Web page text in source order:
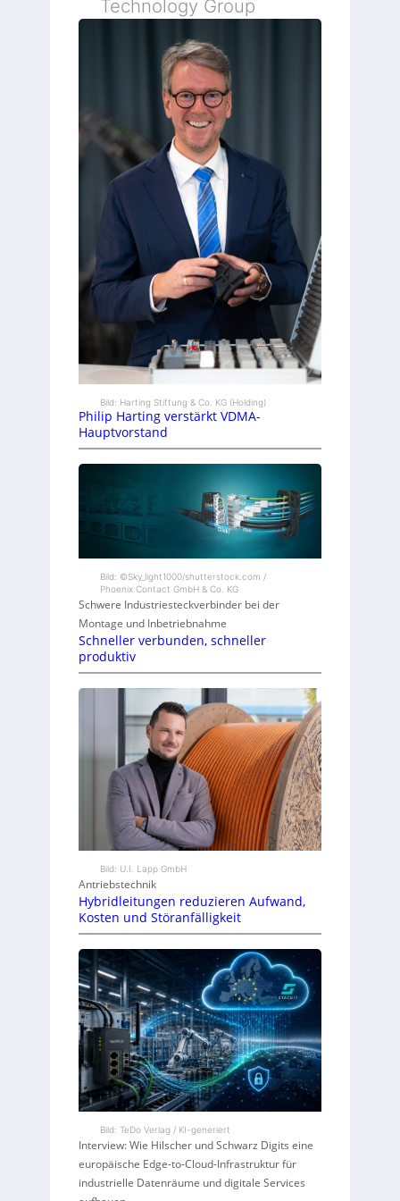
Technology Group
Bild: Harting Stiftung & Co. KG (Holding)
Philip Harting verstärkt VDMA-
Hauptvorstand
Bild: ©Sky_light1000/shutterstock.com /
Phoenix Contact GmbH & Co. KG
Schwere Industriesteckverbinder bei der
Montage und Inbetriebnahme
Schneller verbunden, schneller
produktiv
Bild: U.I. Lapp GmbH
Antriebstechnik
Hybridleitungen reduzieren Aufwand,
Kosten und Störanfälligkeit
Bild: TeDo Verlag / KI-generiert
Interview: Wie Hilscher und Schwarz Digits eine
europäische Edge-to-Cloud-Infrastruktur für
industrielle Datenräume und digitale Services